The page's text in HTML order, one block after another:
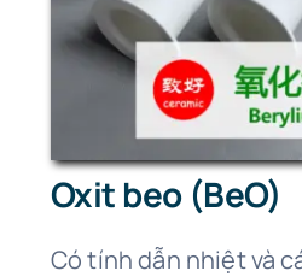
Oxit beo (BeO)
Có tính dẫn nhiệt và